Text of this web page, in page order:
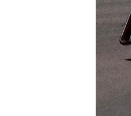
WRC